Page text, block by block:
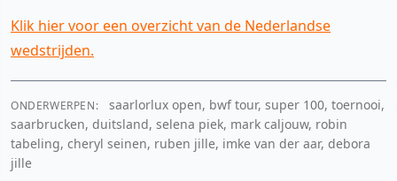
Klik hier voor een overzicht van de Nederlandse
wedstrijden.
ONDERWERPEN:
saarlorlux open, bwf tour, super 100, toernooi,
saarbrucken, duitsland, selena piek, mark caljouw, robin
tabeling, cheryl seinen, ruben jille, imke van der aar, debora
jille